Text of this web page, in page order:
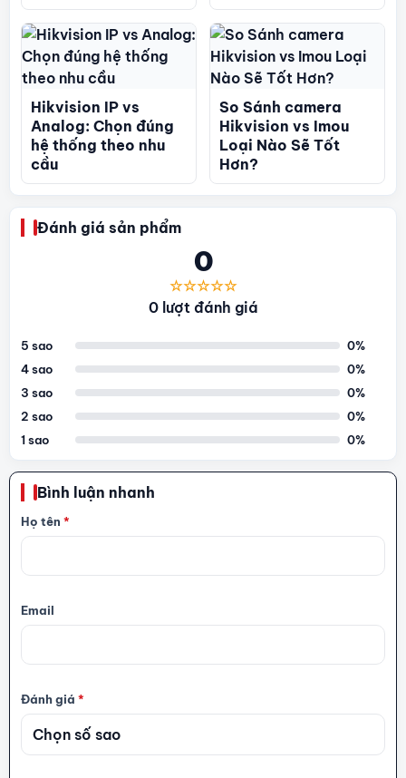
Hikvision IP vs
Analog: Chọn đúng
hệ thống theo nhu
cầu
So Sánh camera
Hikvision vs Imou
Loại Nào Sẽ Tốt
Hơn?
Đánh giá sản phẩm
0
☆☆☆☆☆
0 lượt đánh giá
5 sao
0%
4 sao
0%
3 sao
0%
2 sao
0%
1 sao
0%
Bình luận nhanh
Họ tên *
Email
Đánh giá *